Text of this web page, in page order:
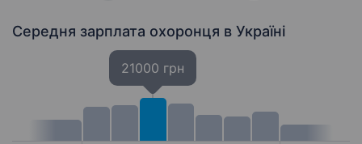
Середня зарплата охоронця в Україні
21000 грн